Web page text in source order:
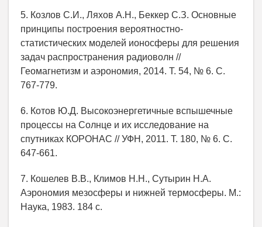
5. Козлов С.И., Ляхов А.Н., Беккер С.З. Основные
принципы построения вероятностно-
статистических моделей ионосферы для решения
задач распространения радиоволн //
Геомагнетизм и аэрономия, 2014. Т. 54, № 6. С.
767-779.
6. Котов Ю.Д. Высокоэнергетичные вспышечные
процессы на Солнце и их исследование на
спутниках КОРОНАС // УФН, 2011. Т. 180, № 6. С.
647-661.
7. Кошелев В.В., Климов Н.Н., Сутырин Н.А.
Аэрономия мезосферы и нижней термосферы. М.:
Наука, 1983. 184 с.